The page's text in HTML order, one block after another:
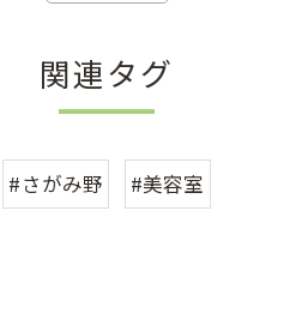
関連タグ
#さがみ野 #美容室